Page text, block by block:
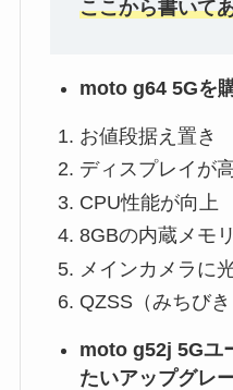
ここから書いて
moto g64 5Gを
お値段据え置き
ディスプレイが
CPU性能が向上
8GBの内蔵メモ
メインカメラに
QZSS（みちび
moto g52j 5Gユ
たいアップグレ